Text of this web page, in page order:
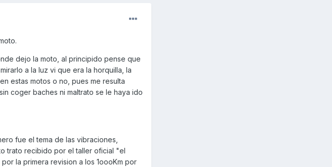
dejo la moto, al principido pense que
a la luz vi que era la horquilla, la
estas motos o no, pues me resulta
coger baches ni maltrato se le haya ido
fue el tema de las vibraciones,
trato recibido por el taller oficial "el
la primera revision a los 1oooKm por